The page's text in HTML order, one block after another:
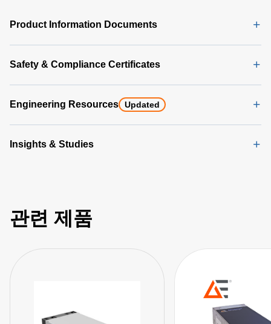
Product Information Documents
Safety & Compliance Certificates
Engineering Resources Updated
Insights & Studies
관련 제품